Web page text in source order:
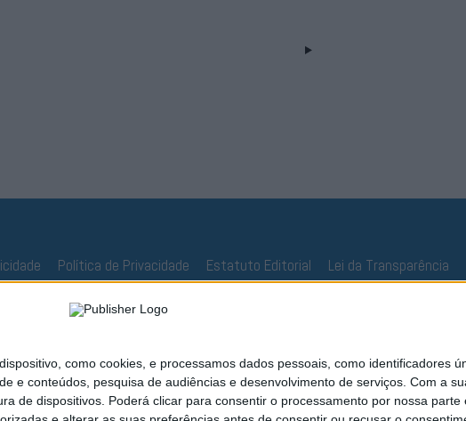
como cookies, e processamos dados pessoais, como identificadores
e conteúdos, pesquisa de audiências e desenvolvimento de serviços. Com a
de dispositivos. Poderá clicar para consentir o processamento por nossa parte
Política de Privacidade Estatuto Editorial Lei da Transparência